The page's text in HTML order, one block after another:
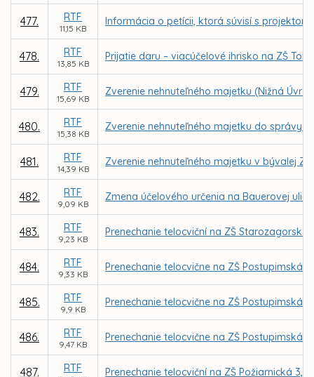
477. RTF
11,15 KB
Informácia o petícii, ktorá súvisí s
478. RTF
13,85 KB
Prijatie daru – viacúčelové ihrisko na ZŠ
479. RTF
15,69 KB
Zverenie nehnuteľného majetku (Nižná
480. RTF
15,38 KB
Zverenie nehnuteľného majetku do správy
481. RTF
14,39 KB
Zverenie nehnuteľného majetku v bývalej
482. RTF
9,09 KB
Zmena účelového určenia na Bauerovej ulici
483. RTF
9,23 KB
Prenechanie telocviční na ZŠ
484. RTF
9,33 KB
Prenechanie telocvične na ZŠ Postupimská
485. RTF
9,9 KB
Prenechanie telocvične na ZŠ Postupimská
486. RTF
9,47 KB
Prenechanie telocvične na ZŠ Postupimská
487. RTF Prenechanie telocviční na ZŠ Požiarnická 3,